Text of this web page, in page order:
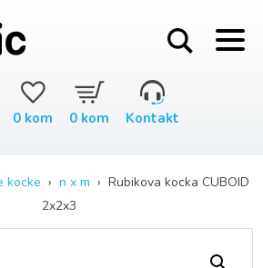
0 kom 0 kom Kontakt
kocke › n x m › Rubikova kocka CUBOID
2x2x3